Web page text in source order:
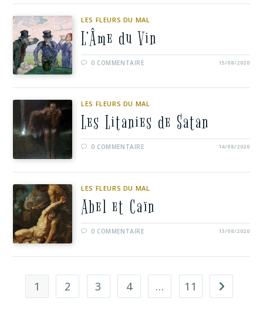
LES FLEURS DU MAL
L’Âme du Vin
0 COMMENTAIRE 15/08/2020
LES FLEURS DU MAL
Les Litanies de Satan
0 COMMENTAIRE 14/08/2020
LES FLEURS DU MAL
Abel et Caïn
0 COMMENTAIRE 13/08/2020
1 2 3 4 … 11